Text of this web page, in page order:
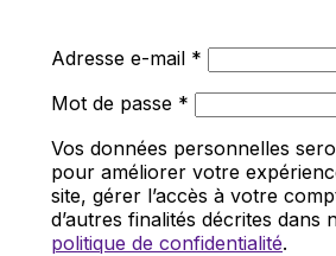
Adresse e-mail * Obligatoire
Mot de passe * Obligatoire
Vos données personnelles
pour améliorer votre
site, gérer l’accès à votre
d’autres finalités décrites dans
politique de confidentialité.